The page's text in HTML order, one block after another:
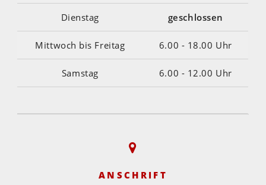
Dienstag geschlossen
Mittwoch bis Freitag 6.00 - 18.00 Uhr
Samstag 6.00 - 12.00 Uhr
ANSCHRIFT